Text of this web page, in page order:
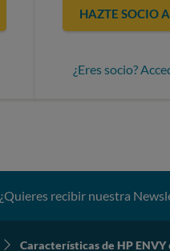
HAZTE SOCIO
¿Eres socio?
¿Quieres recibir nuestra
Características de HP ENVY